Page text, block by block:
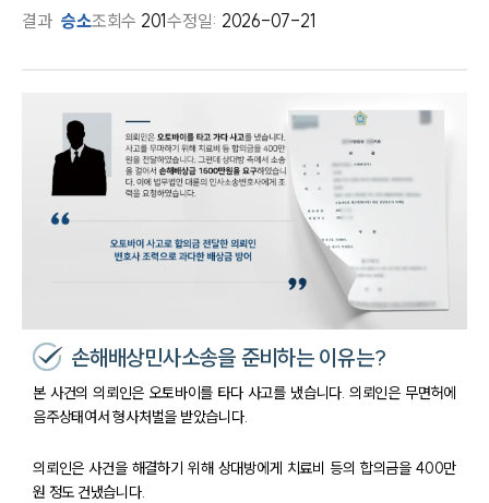
결과 승소조회수 201수정일: 2026-07-21
손해배상민사소송을 준비하는 이유는?
본 사건의 의뢰인은 오토바이를 타다 사고를 냈습니다. 의뢰인은 무면허에
음주상태여서 형사처벌을 받았습니다.
의뢰인은 사건을 해결하기 위해 상대방에게 치료비 등의 합의금을 400만
원 정도 건냈습니다.